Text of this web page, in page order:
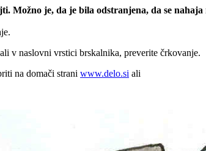
Možno je, da je bila odstranjena, da se
v naslovni vrstici brskalnika, preverite črkovanje.
na domači strani www.delo.si ali